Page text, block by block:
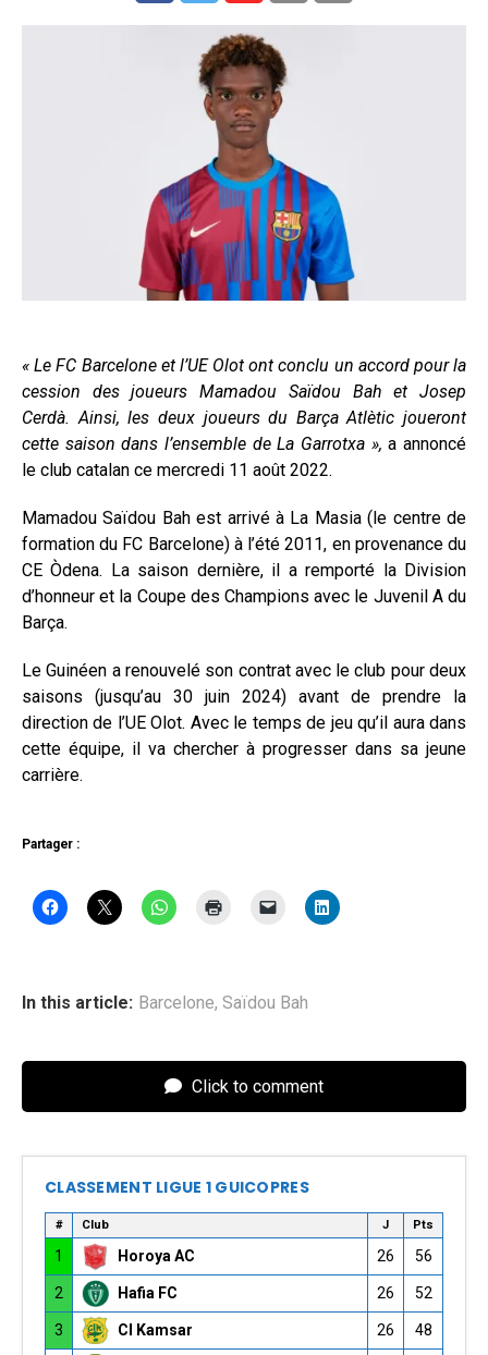
« Le FC Barcelone et l’UE Olot ont conclu un accord pour la
cession des joueurs Mamadou Saïdou Bah et Josep
Cerdà. Ainsi, les deux joueurs du Barça Atlètic joueront
cette saison dans l’ensemble de La Garrotxa », a annoncé
le club catalan ce mercredi 11 août 2022.
Mamadou Saïdou Bah est arrivé à La Masia (le centre de
formation du FC Barcelone) à l’été 2011, en provenance du
CE Òdena. La saison dernière, il a remporté la Division
d’honneur et la Coupe des Champions avec le Juvenil A du
Barça.
Le Guinéen a renouvelé son contrat avec le club pour deux
saisons (jusqu’au 30 juin 2024) avant de prendre la
direction de l’UE Olot. Avec le temps de jeu qu’il aura dans
cette équipe, il va chercher à progresser dans sa jeune
carrière.
Partager :
In this article: Barcelone, Saïdou Bah
Click to comment
CLASSEMENT LIGUE 1 GUICOPRES
# Club J Pts
1 Horoya AC 26 56
2 Hafia FC 26 52
3 CI Kamsar 26 48